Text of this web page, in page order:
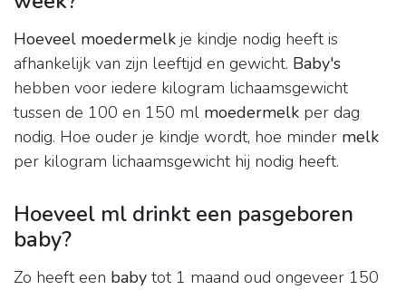
Hoeveel moedermelk je kindje nodig heeft is
afhankelijk van zijn leeftijd en gewicht. Baby's
hebben voor iedere kilogram lichaamsgewicht
tussen de 100 en 150 ml moedermelk per dag
nodig. Hoe ouder je kindje wordt, hoe minder melk
per kilogram lichaamsgewicht hij nodig heeft.
Hoeveel ml drinkt een pasgeboren
baby?
Zo heeft een baby tot 1 maand oud ongeveer 150